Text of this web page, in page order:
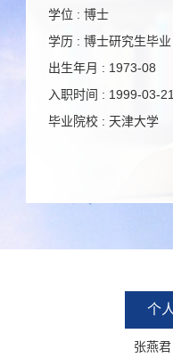
学位 : 博士
学历 : 博士研究生毕业
出生年月 : 1973-08
入职时间 : 1999-03-21
毕业院校 : 天津大学
个
张燕